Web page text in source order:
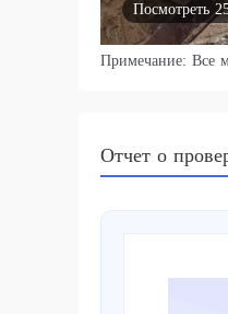
Посмотреть
Примечание: Все
Отчет о